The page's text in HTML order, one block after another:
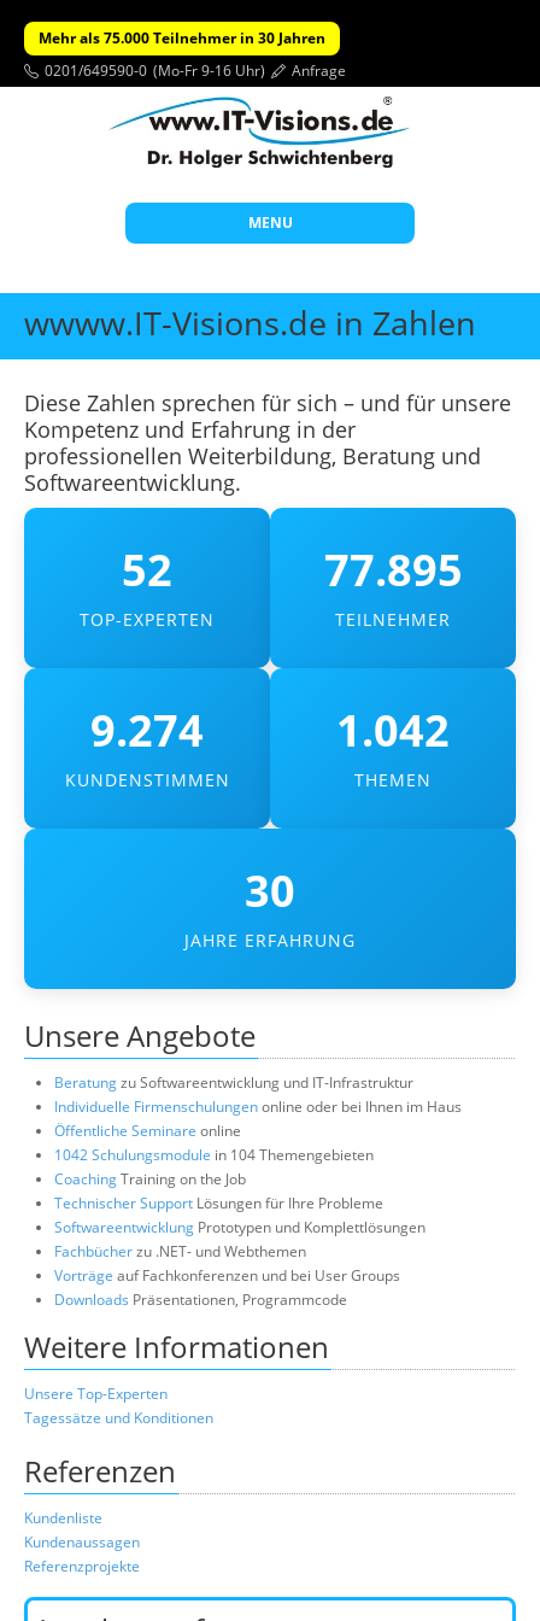
Mehr als 75.000 Teilnehmer in 30 Jahren
0201/649590-0 (Mo-Fr 9-16 Uhr) Anfrage
MENU
Start
Themen
Individuelle Schulungen
Offene Seminare
Wissen
Über uns
wwww.IT-Visions.de in Zahlen
Diese Zahlen sprechen für sich – und für unsere
Kompetenz und Erfahrung in der
professionellen Weiterbildung, Beratung und
Softwareentwicklung.
52
TOP-EXPERTEN
77.895
TEILNEHMER
9.274
KUNDENSTIMMEN
1.042
THEMEN
30
JAHRE ERFAHRUNG
Unsere Angebote
Beratungzu Softwareentwicklung und IT-Infrastruktur
Individuelle Firmenschulungenonline oder bei Ihnen im Haus
Öffentliche Seminare online
1042 Schulungsmodule in 104 Themengebieten
CoachingTraining on the Job
Technischer Support Lösungen für Ihre Probleme
Softwareentwicklung Prototypen und Komplettlösungen
Fachbücherzu .NET- und Webthemen
Vorträge auf Fachkonferenzen und bei User Groups
Downloads Präsentationen, Programmcode
Weitere Informationen
Unsere Top-Experten
Tagessätze und Konditionen
Referenzen
Kundenliste
Kundenaussagen
Referenzprojekte